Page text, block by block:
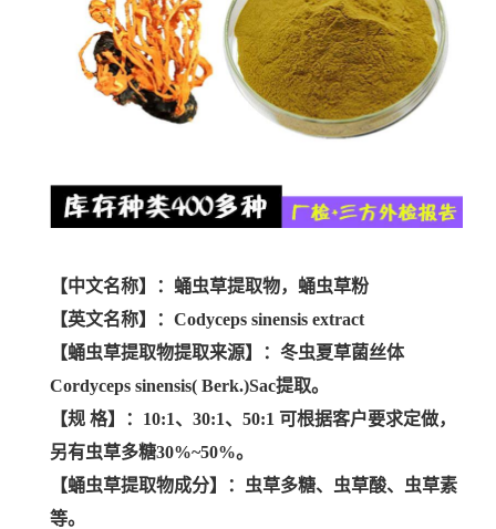
【中文名称】：蛹虫草提取物，蛹虫草粉
【英文名称】：Codyceps sinensis extract
【蛹虫草提取物提取来源】：冬虫夏草菌丝体
Cordyceps sinensis( Berk.)Sac提取。
【规 格】：10:1、30:1、50:1 可根据客户要求定做，
另有虫草多糖30%~50%。
【蛹虫草提取物成分】：虫草多糖、虫草酸、虫草素
等。